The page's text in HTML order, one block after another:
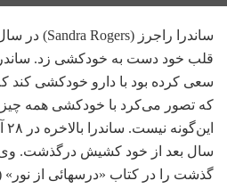
قلب خود دست به خودکشی زد.
سعی کرده بود با دارو خودکشی کند
که تصور می‌کرد با خودکشی همه چیز
سال بعد از خود کشیش درگذشت. وی